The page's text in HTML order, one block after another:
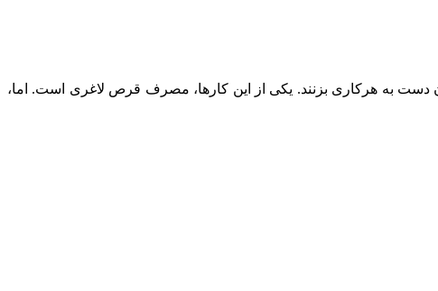
دست به هرکاری بزنند. یکی از این کارها، مصرف قرص لاغری است. اما،